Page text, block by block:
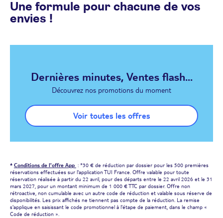
Une formule pour chacune de vos
envies !
Dernières minutes, Ventes flash...
Découvrez nos promotions du moment
Voir toutes les offres
* Conditions de l'offre App : *30 € de réduction par dossier pour les 500 premières
réservations effectuées sur l'application TUI France. Offre valable pour toute
réservation réalisée à partir du 22 avril, pour des départs entre le 22 avril 2026 et le 31
mars 2027, pour un montant minimum de 1 000 € TTC par dossier. Offre non
rétroactive, non cumulable avec un autre code de réduction et valable sous réserve de
disponibilités. Les prix affichés ne tiennent pas compte de la réduction. La remise
s'applique en saisissant le code promotionnel à l'étape de paiement, dans le champ «
Code de réduction ».